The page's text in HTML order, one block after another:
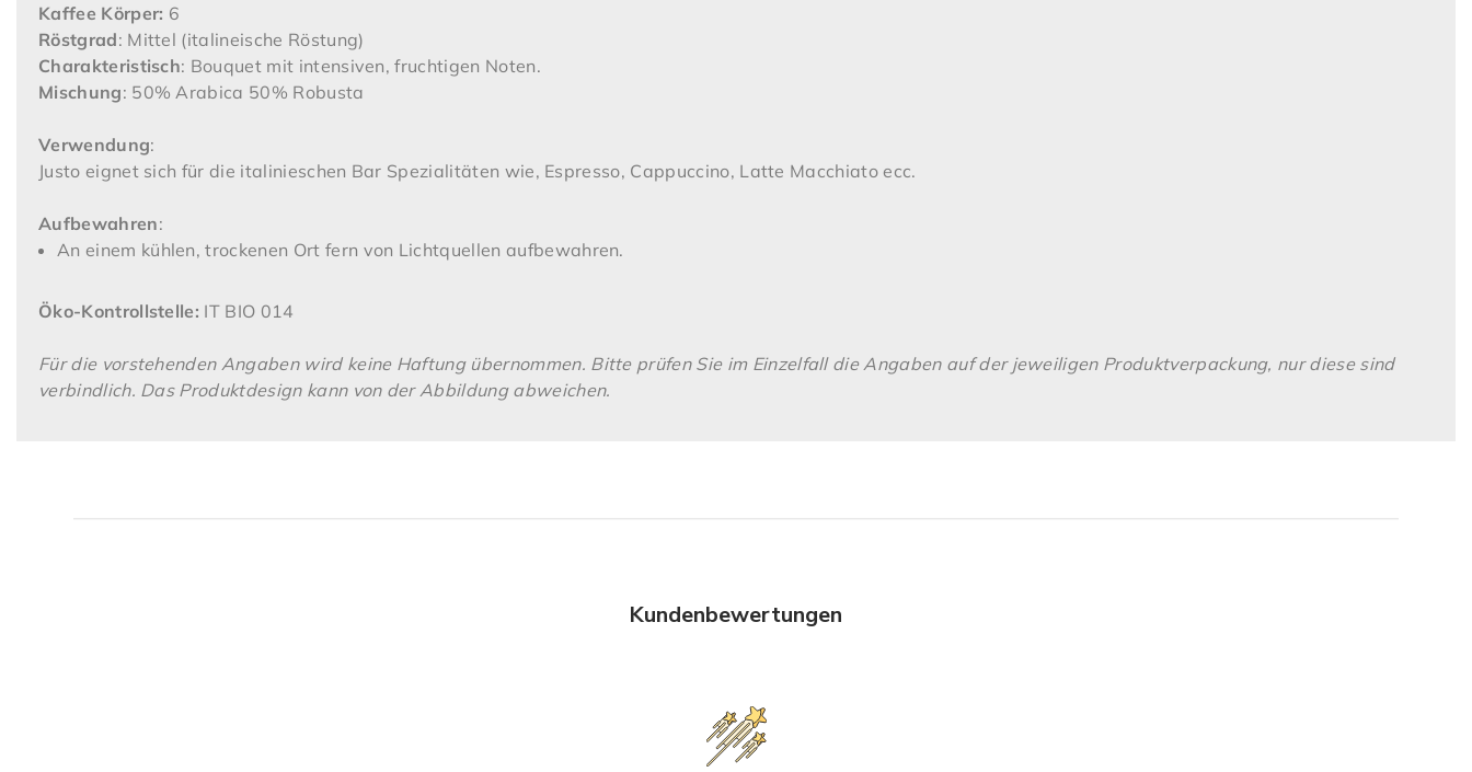
Kaffee Körper: 6
Röstgrad: Mittel (italineische Röstung)
Charakteristisch: Bouquet mit intensiven, fruchtigen Noten.
Mischung: 50% Arabica 50% Robusta
Verwendung:
Justo eignet sich für die italinieschen Bar Spezialitäten wie, Espresso, Cappuccino, Latte Macchiato ecc.
Aufbewahren:
An einem kühlen, trockenen Ort fern von Lichtquellen aufbewahren.
Öko-Kontrollstelle: IT BIO 014
Für die vorstehenden Angaben wird keine Haftung übernommen. Bitte prüfen Sie im Einzelfall die Angaben auf der jeweiligen Produktverpackung, nur diese sind
verbindlich. Das Produktdesign kann von der Abbildung abweichen.
Kundenbewertungen